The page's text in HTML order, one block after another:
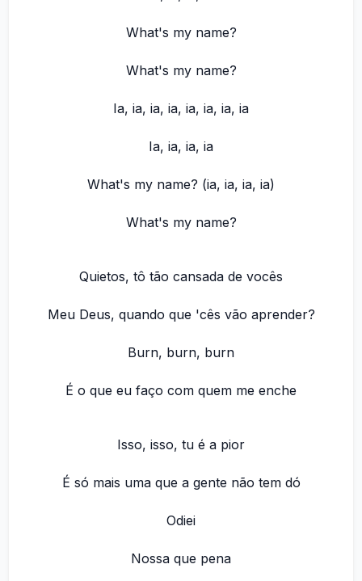
What's my name?
What's my name?
Ia, ia, ia, ia, ia, ia, ia, ia
Ia, ia, ia, ia
What's my name? (ia, ia, ia, ia)
What's my name?
Quietos, tô tão cansada de vocês
Meu Deus, quando que 'cês vão aprender?
Burn, burn, burn
É o que eu faço com quem me enche
Isso, isso, tu é a pior
É só mais uma que a gente não tem dó
Odiei
Nossa que pena